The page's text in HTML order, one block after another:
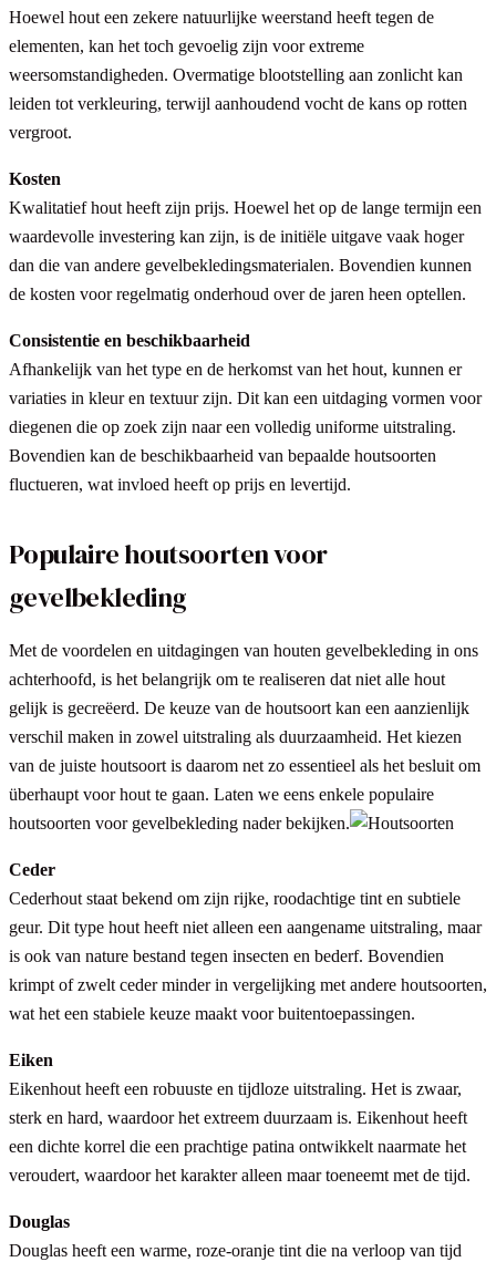
Hoewel hout een zekere natuurlijke weerstand heeft tegen de
elementen, kan het toch gevoelig zijn voor extreme
weersomstandigheden. Overmatige blootstelling aan zonlicht kan
leiden tot verkleuring, terwijl aanhoudend vocht de kans op rotten
vergroot.
Kosten
Kwalitatief hout heeft zijn prijs. Hoewel het op de lange termijn een
waardevolle investering kan zijn, is de initiële uitgave vaak hoger
dan die van andere gevelbekledingsmaterialen. Bovendien kunnen
de kosten voor regelmatig onderhoud over de jaren heen optellen.
Consistentie en beschikbaarheid
Afhankelijk van het type en de herkomst van het hout, kunnen er
variaties in kleur en textuur zijn. Dit kan een uitdaging vormen voor
diegenen die op zoek zijn naar een volledig uniforme uitstraling.
Bovendien kan de beschikbaarheid van bepaalde houtsoorten
fluctueren, wat invloed heeft op prijs en levertijd.
Populaire houtsoorten voor
gevelbekleding
Met de voordelen en uitdagingen van houten gevelbekleding in ons
achterhoofd, is het belangrijk om te realiseren dat niet alle hout
gelijk is gecreëerd. De keuze van de houtsoort kan een aanzienlijk
verschil maken in zowel uitstraling als duurzaamheid. Het kiezen
van de juiste houtsoort is daarom net zo essentieel als het besluit om
überhaupt voor hout te gaan. Laten we eens enkele populaire
houtsoorten voor gevelbekleding nader bekijken.
Ceder
Cederhout staat bekend om zijn rijke, roodachtige tint en subtiele
geur. Dit type hout heeft niet alleen een aangename uitstraling, maar
is ook van nature bestand tegen insecten en bederf. Bovendien
krimpt of zwelt ceder minder in vergelijking met andere houtsoorten,
wat het een stabiele keuze maakt voor buitentoepassingen.
Eiken
Eikenhout heeft een robuuste en tijdloze uitstraling. Het is zwaar,
sterk en hard, waardoor het extreem duurzaam is. Eikenhout heeft
een dichte korrel die een prachtige patina ontwikkelt naarmate het
veroudert, waardoor het karakter alleen maar toeneemt met de tijd.
Douglas
Douglas heeft een warme, roze-oranje tint die na verloop van tijd